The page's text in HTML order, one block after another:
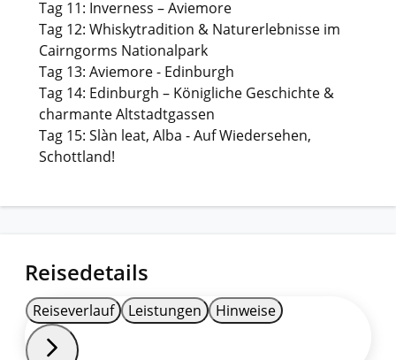
Tag 11: Inverness – Aviemore
Tag 12: Whiskytradition & Naturerlebnisse im
Cairngorms Nationalpark
Tag 13: Aviemore - Edinburgh
Tag 14: Edinburgh – Königliche Geschichte &
charmante Altstadtgassen
Tag 15: Slàn leat, Alba - Auf Wiedersehen,
Schottland!
Reisedetails
Reiseverlauf Leistungen Hinweise